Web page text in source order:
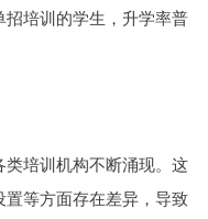
培训的学生，升学率普
培训机构不断涌现。这
等方面存在差异，导致